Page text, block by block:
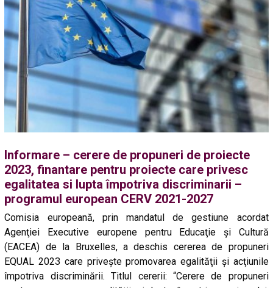
Informare – cerere de propuneri de proiecte
2023, finantare pentru proiecte care privesc
egalitatea si lupta împotriva discriminarii –
programul european CERV 2021-2027
Comisia europeană, prin mandatul de gestiune acordat
Agenţiei Executive europene pentru Educaţie şi Cultură
(EACEA) de la Bruxelles, a deschis cererea de propuneri
EQUAL 2023 care privește promovarea egalităţii și acţiunile
împotriva discriminării. Titlul cererii: “Cerere de propuneri